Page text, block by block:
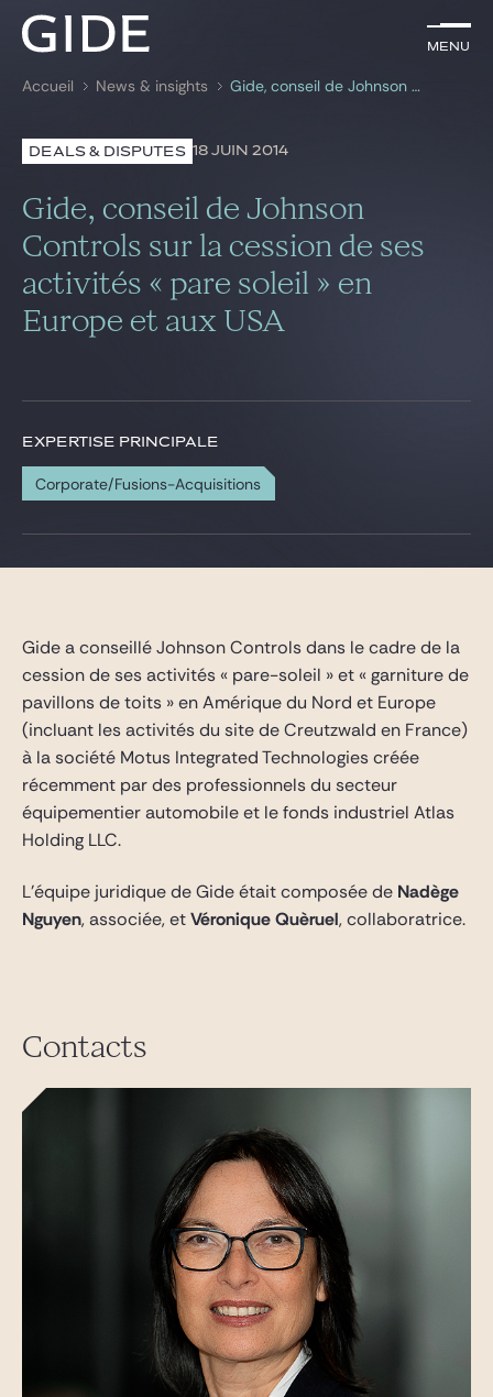
Menu
Rechercher par mots-clés
Menu
Avocats
Expertises
Global
News & insights
Gide Pro Bono et RSE
Blog Real Estate
Accueil News & insights Gide, conseil de Johnson Controls sur la cession de ses activités « pare soleil » en Europe et aux USA
DEALS & DISPUTES 18 JUIN 2014
Gide, conseil de Johnson
Controls sur la cession de ses
activités « pare soleil » en
Europe et aux USA
EXPERTISE PRINCIPALE
Corporate/Fusions-Acquisitions
Gide a conseillé Johnson Controls dans le cadre de la
cession de ses activités « pare-soleil » et « garniture de
pavillons de toits » en Amérique du Nord et Europe
(incluant les activités du site de Creutzwald en France)
à la société Motus Integrated Technologies créée
récemment par des professionnels du secteur
équipementier automobile et le fonds industriel Atlas
Holding LLC.
L’équipe juridique de Gide était composée de Nadège
Nguyen, associée, etVéronique Quèruel, collaboratrice.
Contacts